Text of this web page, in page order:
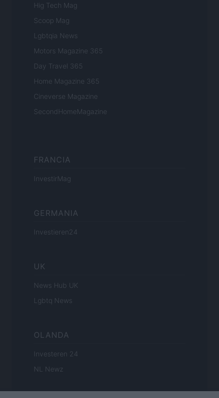
Hig Tech Mag
Scoop Mag
Lgbtqia News
Motors Magazine 365
Day Travel 365
Home Magazine 365
Cineverse Magazine
SecondHomeMagazine
FRANCIA
InvestirMag
GERMANIA
Investieren24
UK
News Hub UK
Lgbtq News
OLANDA
Investeren 24
NL Newz